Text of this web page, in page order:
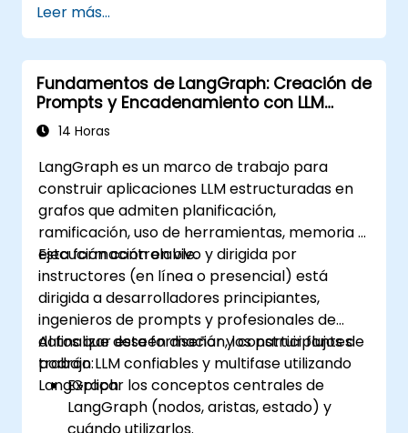
Leer más...
Fundamentos de LangGraph: Creación de
Prompts y Encadenamiento con LLM
basados en grafos
14 Horas
LangGraph es un marco de trabajo para
construir aplicaciones LLM estructuradas en
grafos que admiten planificación,
ramificación, uso de herramientas, memoria y
ejecución controlable.
Esta formación en vivo y dirigida por
instructores (en línea o presencial) está
dirigida a desarrolladores principiantes,
ingenieros de prompts y profesionales de
datos que deseen diseñar y construir flujos de
trabajo LLM confiables y multifase utilizando
LangGraph.
Al finalizar esta formación, los participantes
podrán:
Explicar los conceptos centrales de
LangGraph (nodos, aristas, estado) y
cuándo utilizarlos.